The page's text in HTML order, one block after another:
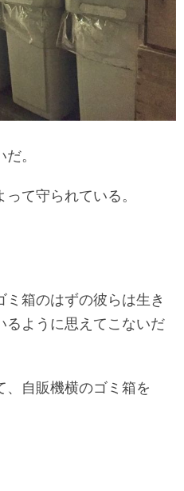
。
て守られている。
箱のはずの彼らは生き
るように思えてこないだ
、自販機横のゴミ箱を